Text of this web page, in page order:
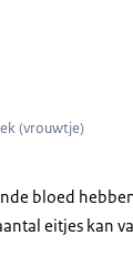
(vrouwtje)
bloed
eitjes kan